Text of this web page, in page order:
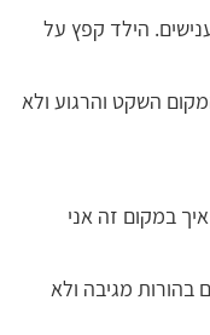
הילד קפץ על
השקט והרגוע ולא
במקום זה אני
בהורות מגיבה ולא